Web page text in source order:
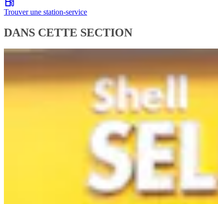
Trouver une station-service
DANS CETTE SECTION